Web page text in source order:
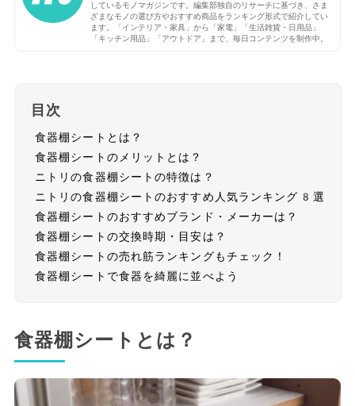
しているモノマガジンです。編集部独自のリサーチに基づき、さま
ざまなモノの選び方やおすすめ商品をランキング形式で紹介してい
ます。「インテリア・家具」から「家電」「生活雑貨・日用品」
「キッチン用品」「アウトドア」まで、毎日コンテンツを制作中。
目次
食器棚シートとは？
食器棚シートのメリットとは？
ニトリの食器棚シートの特徴は？
ニトリの食器棚シートのおすすめ人気ランキング8選
食器棚シートのおすすめブランド・メーカーは？
食器棚シートの交換時期・目安は？
食器棚シートの売れ筋ランキングもチェック！
食器棚シートで食器を綺麗に並べよう
食器棚シートとは？